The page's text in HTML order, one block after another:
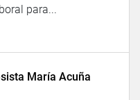
para...
María Acuña